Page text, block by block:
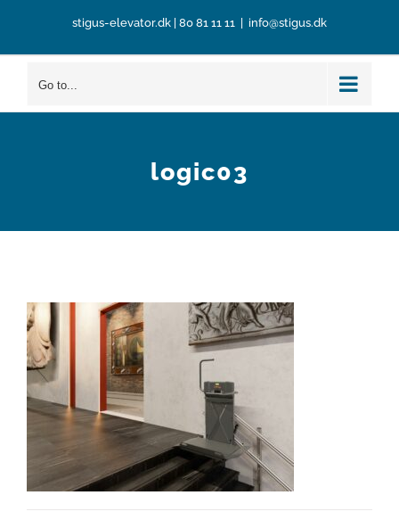
content
stigus-elevator.dk 80 81 11 11 info@stigus.dk
Go to...
logic03